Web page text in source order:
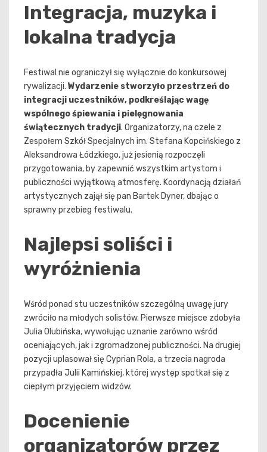
Integracja, muzyka i
lokalna tradycja
Festiwal nie ograniczył się wyłącznie do konkursowej
rywalizacji. Wydarzenie stworzyło przestrzeń do
integracji uczestników, podkreślając wagę
wspólnego śpiewania i pielęgnowania
świątecznych tradycji. Organizatorzy, na czele z
Zespołem Szkół Specjalnych im. Stefana Kopcińskiego z
Aleksandrowa Łódzkiego, już jesienią rozpoczęli
przygotowania, by zapewnić wszystkim artystom i
publiczności wyjątkową atmosferę. Koordynacją działań
artystycznych zajął się pan Bartek Dyner, dbając o
sprawny przebieg festiwalu.
Najlepsi soliści i
wyróżnienia
Wśród ponad stu uczestników szczególną uwagę jury
zwróciło na młodych solistów. Pierwsze miejsce zdobyła
Julia Olubińska, wywołując uznanie zarówno wśród
oceniających, jak i zgromadzonej publiczności. Na drugiej
pozycji uplasował się Cyprian Rola, a trzecia nagroda
przypadła Julii Kamińskiej, której występ spotkał się z
ciepłym przyjęciem widzów.
Docenienie
organizatorów przez